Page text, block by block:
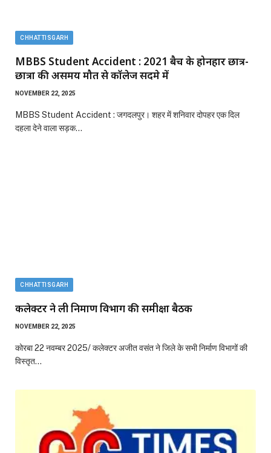
CHHATTISGARH
MBBS Student Accident : 2021 बैच के होनहार छात्र-
छात्रा की असमय मौत से कॉलेज सदमे में
NOVEMBER 22, 2025
MBBS Student Accident : जगदलपुर। शहर में शनिवार दोपहर एक दिल
दहला देने वाला सड़क…
CHHATTISGARH
कलेक्टर ने ली निर्माण विभाग की समीक्षा बैठक
NOVEMBER 22, 2025
कोरबा 22 नवम्बर 2025/ कलेक्टर अजीत वसंत ने जिले के सभी निर्माण विभागों की
विस्तृत…